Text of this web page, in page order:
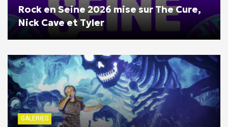
Rock en Seine 2026 mise sur The Cure,
Nick Cave et Tyler
GALERIES